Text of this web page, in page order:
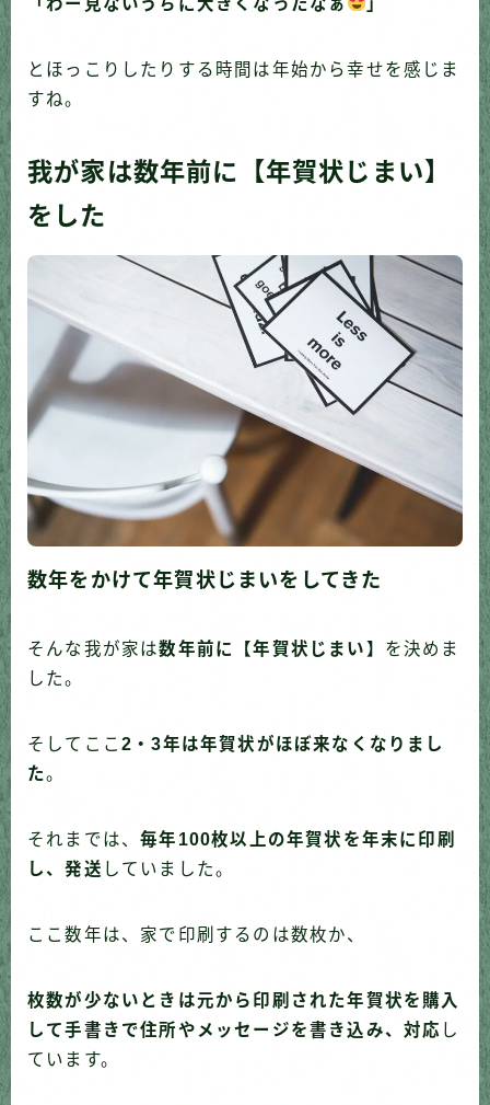
とほっこりしたりする時間は年始から幸せを感じま
すね。
我が家は数年前に【年賀状じまい】
をした
数年をかけて年賀状じまいをしてきた
そんな我が家は数年前に【年賀状じまい】 を決めま
した。
そしてここ 2・3年は年賀状がほぼ来なくなりまし
た。
それまでは、毎年100枚以上の年賀状を年末に印刷
し、発送 していました。
ここ数年は、家で印刷するのは数枚か、
枚数が少ないときは元から印刷された年賀状を購入
して手書きで住所やメッセージを書き込み、対応 し
ています。